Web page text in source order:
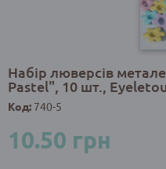
Набір люверсів
Pastel", 10 шт.,
Код: 740-5
10.50 грн